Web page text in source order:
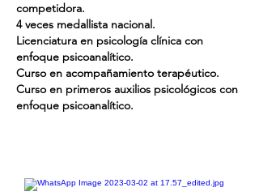
competidora.
4 veces medallista nacional.
Licenciatura en psicología clínica con
enfoque psicoanalítico.
Curso en acompañamiento terapéutico.
Curso en primeros auxilios psicológicos con
enfoque psicoanalítico.